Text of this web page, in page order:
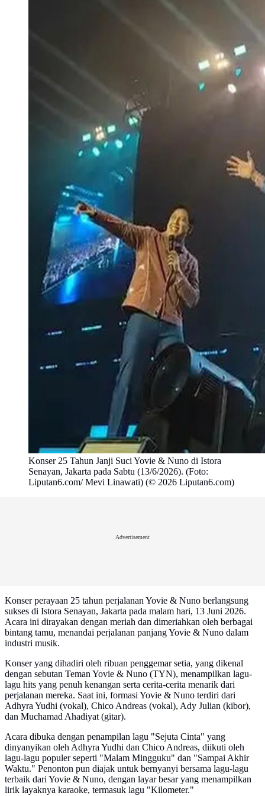
Konser 25 Tahun Janji Suci Yovie & Nuno di Istora
Senayan, Jakarta pada Sabtu (13/6/2026). (Foto:
Liputan6.com/ Mevi Linawati) (© 2026 Liputan6.com)
Advertisement
Konser perayaan 25 tahun perjalanan Yovie & Nuno berlangsung
sukses di Istora Senayan, Jakarta pada malam hari, 13 Juni 2026.
Acara ini dirayakan dengan meriah dan dimeriahkan oleh berbagai
bintang tamu, menandai perjalanan panjang Yovie & Nuno dalam
industri musik.
Konser yang dihadiri oleh ribuan penggemar setia, yang dikenal
dengan sebutan Teman Yovie & Nuno (TYN), menampilkan lagu-
lagu hits yang penuh kenangan serta cerita-cerita menarik dari
perjalanan mereka. Saat ini, formasi Yovie & Nuno terdiri dari
Adhyra Yudhi (vokal), Chico Andreas (vokal), Ady Julian (kibor),
dan Muchamad Ahadiyat (gitar).
Acara dibuka dengan penampilan lagu "Sejuta Cinta" yang
dinyanyikan oleh Adhyra Yudhi dan Chico Andreas, diikuti oleh
lagu-lagu populer seperti "Malam Mingguku" dan "Sampai Akhir
Waktu." Penonton pun diajak untuk bernyanyi bersama lagu-lagu
terbaik dari Yovie & Nuno, dengan layar besar yang menampilkan
lirik layaknya karaoke, termasuk lagu "Kilometer."